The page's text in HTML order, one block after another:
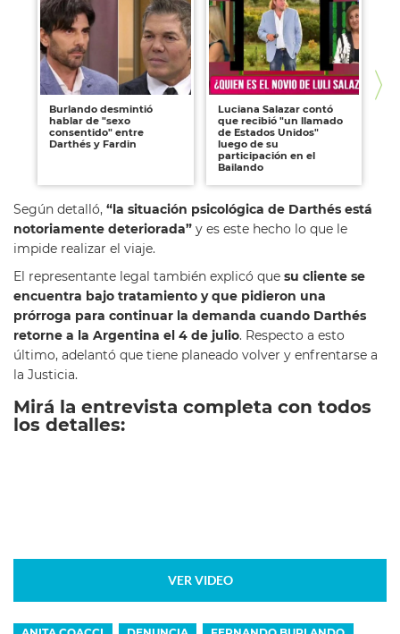
Burlando desmintió
hablar de "sexo
consentido" entre
Darthés y Fardin
Luciana Salazar contó
que recibió "un llamado
de Estados Unidos"
luego de su
participación en el
Bailando
Según detalló, “la situación psicológica de Darthés está
notoriamente deteriorada” y es este hecho lo que le
impide realizar el viaje.
El representante legal también explicó que su cliente se
encuentra bajo tratamiento y que pidieron una
prórroga para continuar la demanda cuando Darthés
retorne a la Argentina el 4 de julio. Respecto a esto
último, adelantó que tiene planeado volver y enfrentarse a
la Justicia.
Mirá la entrevista completa con todos
los detalles:
VER VIDEO